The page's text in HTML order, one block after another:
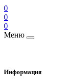
0
0
0
Меню
Информация